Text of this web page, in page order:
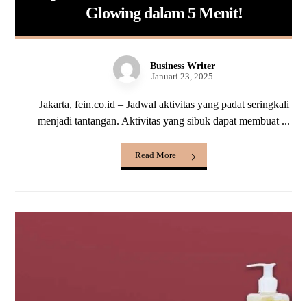
Glowing dalam 5 Menit!
Business Writer
Januari 23, 2025
Jakarta, fein.co.id – Jadwal aktivitas yang padat seringkali
menjadi tantangan. Aktivitas yang sibuk dapat membuat ...
Read More